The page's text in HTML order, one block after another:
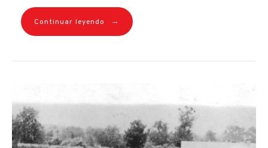
Continuar leyendo →